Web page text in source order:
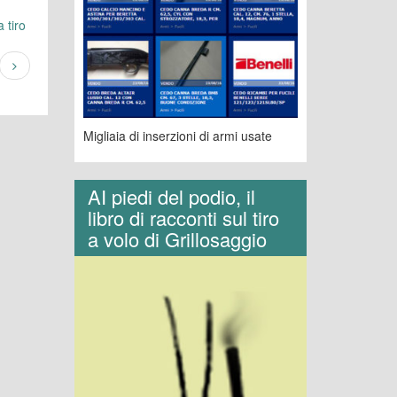
tiro
Migliaia di inserzioni di armi usate
AI piedi del podio, il
libro di racconti sul tiro
a volo di Grillosaggio